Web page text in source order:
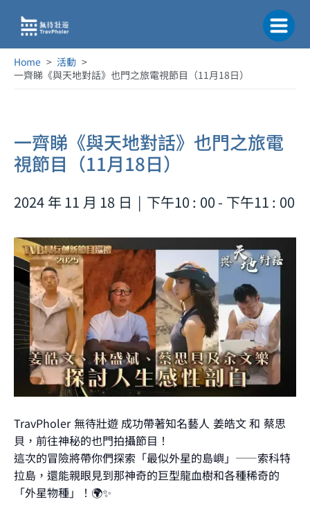
要
Home
活動
一齊睇《與天地對話》也門之旅電視節目（11月18日）
一齊睇《與天地對話》也門之旅電
視節目（11月18日）
2024 年 11 月 18 日 | 下午10 : 00 - 下午11 : 00
TravPholer 無待壯遊 成功帶著知名藝人 姜皓文 和 蔡思
貝，前往神秘的也門拍攝節目！
這次的冒險將帶你們探索「最似外星的島嶼」——索科特
拉島，還能親眼見到那神奇的巨型龍血樹和各種稀奇的
「外星物種」！🌍✨